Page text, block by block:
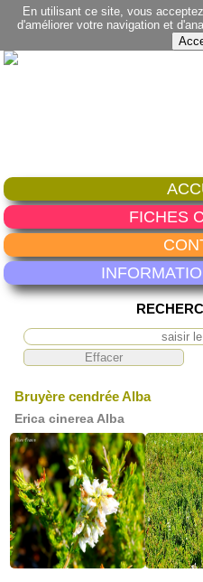
En utilisant ce site, vous
d'améliorer votre navigation et
FICHES
Bruyère cendrée Alba
Erica cinerea Alba